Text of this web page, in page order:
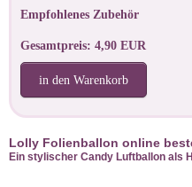
Empfohlenes Zubehör
Gesamtpreis: 4,90 EUR
in den Warenkorb
Lolly Folienballon online
Ein stylischer Candy Luftballon als